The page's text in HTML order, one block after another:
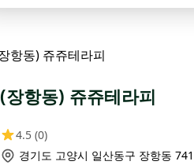
(장항동) 쥬쥬테라피
4.5 (0)
경기도 고양시 일산동구 장항동 741